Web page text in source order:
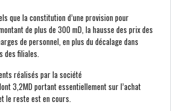
OFFICEPLAST CHERCHE DEUX
ADMINISTRATEURS...
L’ATB RENFORCE SON
ENGAGEMENT AUPRÈS DES...
que la constitution d’une provision pour
de plus de 300 mD, la hausse des prix des
de personnel, en plus du décalage dans
des filiales.
réalisés par la société
3,2MD portant essentiellement sur l’achat
le reste est en cours.